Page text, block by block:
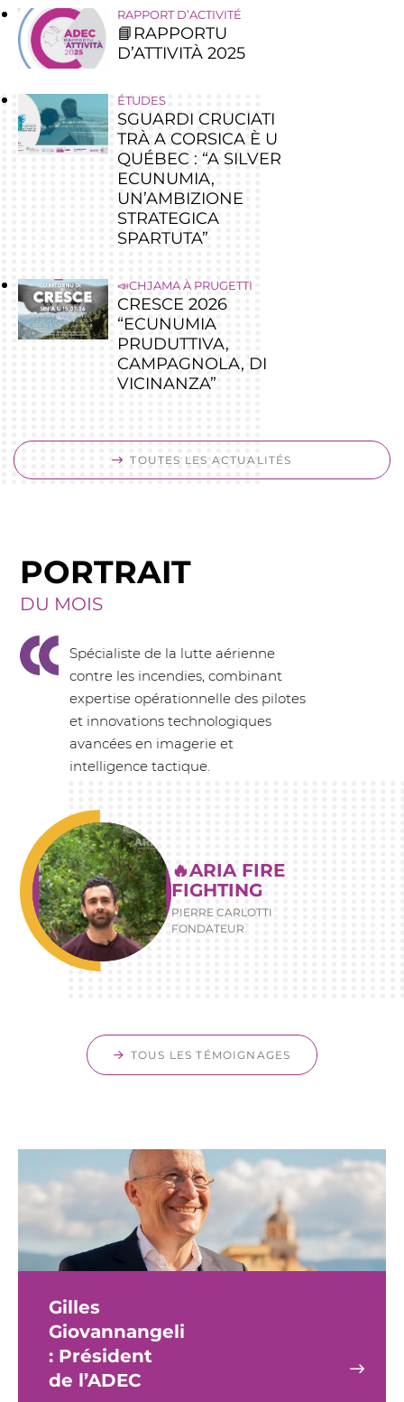
RAPPORT D’ACTIVITÉ
📘RAPPORTU
D’ATTIVITÀ 2025
ÉTUDES
SGUARDI CRUCIATI
TRÀ A CORSICA È U
QUÉBEC : “A SILVER
ECUNUMIA,
UN’AMBIZIONE
STRATEGICA
SPARTUTA”
📣CHJAMA À PRUGETTI
CRESCE 2026
“ECUNUMIA
PRUDUTTIVA,
CAMPAGNOLA, DI
VICINANZA”
TOUTES LES ACTUALITÉS
PORTRAIT
DU MOIS
🔥ARIA FIRE
FIGHTING
PIERRE CARLOTTI
FONDATEUR
Spécialiste de la lutte aérienne
contre les incendies, combinant
expertise opérationnelle des pilotes
et innovations technologiques
avancées en imagerie et
intelligence tactique.
TOUS LES TÉMOIGNAGES
Gilles
Giovannangeli
: Président
de l’ADEC